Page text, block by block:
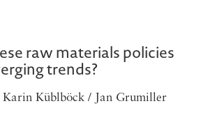
raw materials policies
trends?
Karin Küblböck / Jan Grumiller